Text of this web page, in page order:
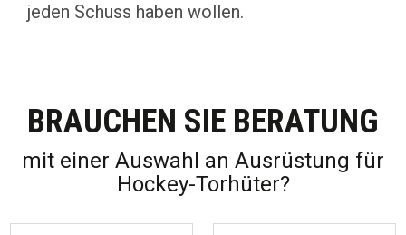
jeden Schuss haben wollen.
BRAUCHEN SIE BERATUNG
mit einer Auswahl an Ausrüstung für
Hockey-Torhüter?